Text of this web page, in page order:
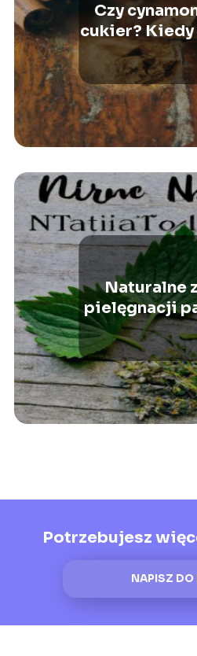
Czy
cukier? Kiedy
jeść?
Naturalne
pielęgnacji
które
Potrzebujesz
NAPISZ DO